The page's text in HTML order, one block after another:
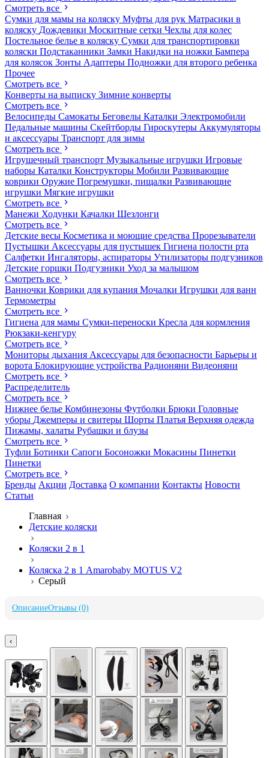
Смотреть все
Сумки для мамы на коляску Муфты для рук Матрасики в
коляску Дождевики Москитные сетки Чехлы для колес
Постельное белье в коляску Сумки для транспортировки
коляски Подстаканники Замки Накидки на ножки Бампера
для колясок Зонты Адаптеры Подножки для второго ребенка
Прочее
Смотреть все
Конверты на выписку Зимние конверты
Смотреть все
Велосипеды Самокаты Беговелы Каталки Электромобили
Педальные машины Скейтборды Гироскутеры Аккумуляторы
и аксессуары Транспорт для зимы
Смотреть все
Игрушечный транспорт Музыкальные игрушки Игровые
наборы Каталки Конструкторы Мобили Развивающие
коврики Оружие Погремушки, пищалки Развивающие
игрушки Мягкие игрушки
Смотреть все
Манежи Ходунки Качалки Шезлонги
Смотреть все
Детские весы Косметика и моющие средства Прорезыватели
Пустышки Аксессуары для пустышек Гигиена полости рта
Салфетки Ингаляторы, аспираторы Утилизаторы подгузников
Детские горшки Подгузники Уход за малышом
Смотреть все
Ванночки Коврики для купания Мочалки Игрушки для ванн
Термометры
Смотреть все
Гигиена для мамы Сумки-переноски Кресла для кормления
Рюкзаки-кенгуру
Смотреть все
Мониторы дыхания Аксессуары для безопасности Барьеры и
ворота Блокирующие устройства Радионяни Видеоняни
Смотреть все
Распределитель
Смотреть все
Нижнее белье Комбинезоны Футболки Брюки Головные
уборы Джемперы и свитеры Шорты Платья Верхняя одежда
Пижамы, халаты Рубашки и блузы
Смотреть все
Туфли Ботинки Сапоги Босоножки Мокасины Пинетки
Пинетки
Смотреть все
Бренды Акции Доставка О компании Контакты Новости
Статьи
Главная
Детские коляски
Коляски 2 в 1
Коляска 2 в 1 Amarobaby MOTUS V2
Серый
ОписаниеОтзывы (0)
‹